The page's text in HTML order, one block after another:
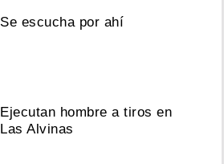
Se escucha por ahí
Ejecutan hombre a tiros en
Las Alvinas